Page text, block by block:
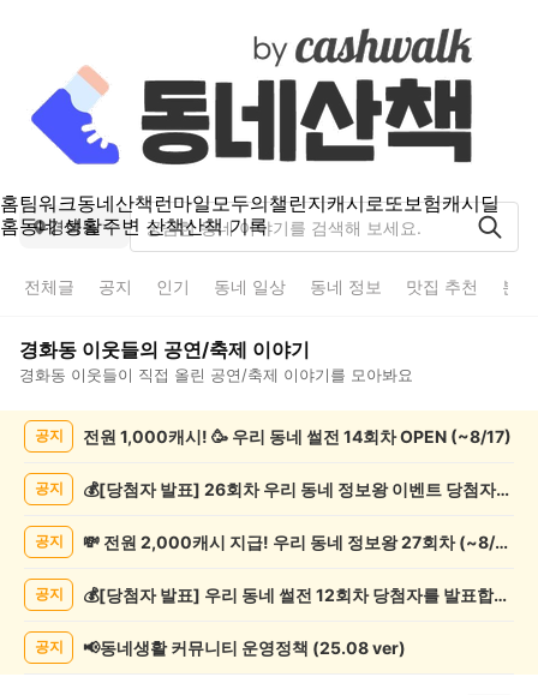
홈팀워크동네산책런마일모두의챌린지캐시로또보험캐시딜
홈동네 생활주변 산책산책 기록
경화동
전체글 공지 인기 동네 일상 동네 정보 맛집 추천 분
경화동 이웃들의 공연/축제 이야기
경화동 이웃들이 직접 올린 공연/축제 이야기를 모아봐요
록
공지 전원 1,000캐시! 🥳 우리 동네 썰전 14회차 OPEN (~8/17)
공지 💰[당첨자 발표] 26회차 우리 동네 정보왕 이벤트 당첨자를 발표합니다!
공지 💸 전원 2,000캐시 지급! 우리 동네 정보왕 27회차 (~8/10)
공지 💰[당첨자 발표] 우리 동네 썰전 12회차 당첨자를 발표합니다!
공지 📢동네생활 커뮤니티 운영정책 (25.08 ver)